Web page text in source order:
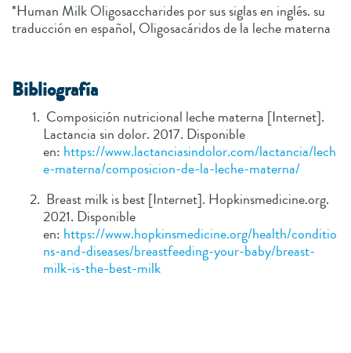
*Human Milk Oligosaccharides por sus siglas en inglés. su
traducción en español, Oligosacáridos de la leche materna
Bibliografía
Composición nutricional leche materna [Internet].
Lactancia sin dolor. 2017. Disponible
en: https://www.lactanciasindolor.com/lactancia/lech
e-materna/composicion-de-la-leche-materna/
Breast milk is best [Internet]. Hopkinsmedicine.org.
2021. Disponible
en: https://www.hopkinsmedicine.org/health/conditio
ns-and-diseases/breastfeeding-your-baby/breast-
milk-is-the-best-milk